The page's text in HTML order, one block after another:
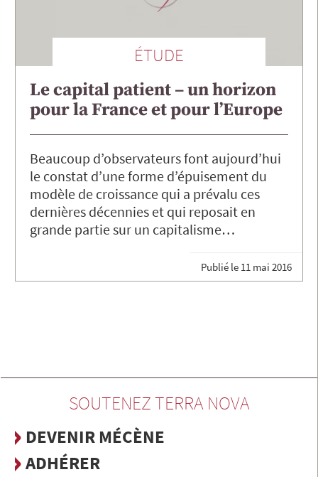
ÉTUDE
Le capital patient – un horizon
pour la France et pour l’Europe
Beaucoup d’observateurs font aujourd’hui
le constat d’une forme d’épuisement du
modèle de croissance qui a prévalu ces
dernières décennies et qui reposait en
grande partie sur un capitalisme…
Publié le 11 mai 2016
SOUTENEZ TERRA NOVA
DEVENIR MÉCÈNE
ADHÉRER